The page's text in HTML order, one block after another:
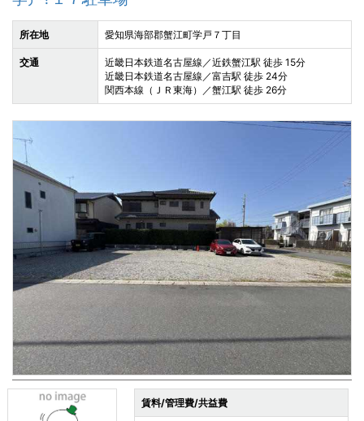
所在地 愛知県海部郡蟹江町学戸７丁目
交通
近畿日本鉄道名古屋線／近鉄蟹江駅 徒歩 15分
近畿日本鉄道名古屋線／富吉駅 徒歩 24分
関西本線（ＪＲ東海）／蟹江駅 徒歩 26分
賃料/管理費/共益費